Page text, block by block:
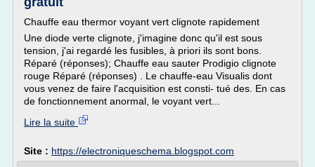
Chauffe eau thermor voyant vert clignote rapidement
Une diode verte clignote, j'imagine donc qu'il est sous
tension, j'ai regardé les fusibles, à priori ils sont bons.
Réparé (réponses); Chauffe eau sauter Prodigio clignote
rouge Réparé (réponses) . Le chauffe-eau Visualis dont
vous venez de faire l'acquisition est consti- tué des. En cas
de fonctionnement anormal, le voyant vert...
Lire la suite
Site : https://electroniqueschema.blogspot.com